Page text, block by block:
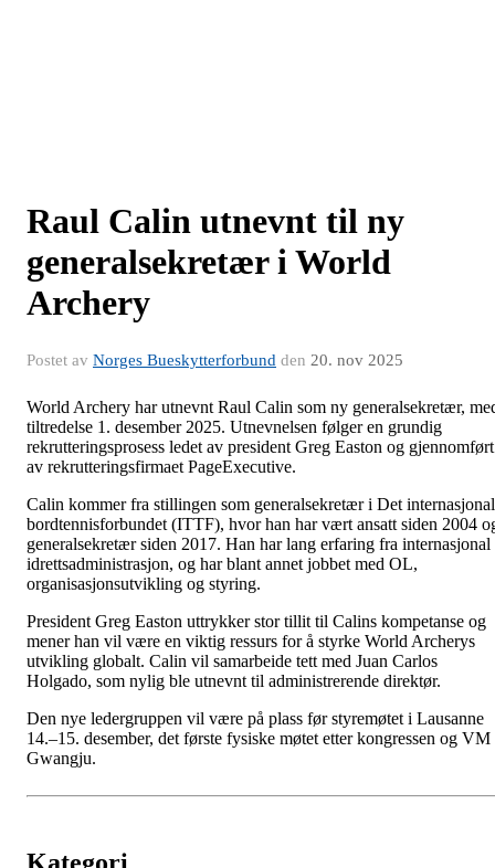
Raul Calin utnevnt til ny
generalsekretær i World
Archery
Postet av Norges Bueskytterforbund den 20. nov 2025
World Archery har utnevnt Raul Calin som ny generalsekretær,
tiltredelse 1. desember 2025. Utnevnelsen følger en grundig
rekrutteringsprosess ledet av president Greg Easton og gjennomført
av rekrutteringsfirmaet PageExecutive.
Calin kommer fra stillingen som generalsekretær i Det
bordtennisforbundet (ITTF), hvor han har vært ansatt siden 2004
generalsekretær siden 2017. Han har lang erfaring fra internasjonal
idrettsadministrasjon, og har blant annet jobbet med OL,
organisasjonsutvikling og styring.
President Greg Easton uttrykker stor tillit til Calins kompetanse og
mener han vil være en viktig ressurs for å styrke World Archerys
utvikling globalt. Calin vil samarbeide tett med Juan Carlos
Holgado, som nylig ble utnevnt til administrerende direktør.
Den nye ledergruppen vil være på plass før styremøtet i Lausanne
14.–15. desember, det første fysiske møtet etter kongressen og VM
Gwangju.